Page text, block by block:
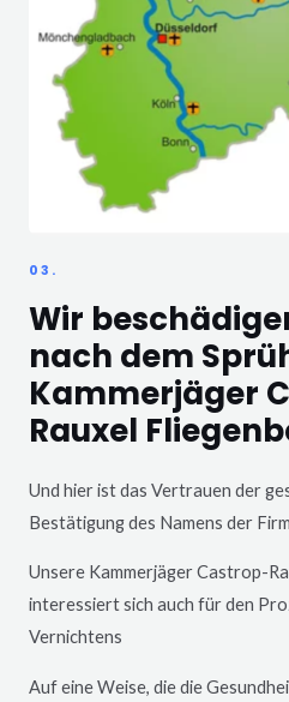
03.
Wir
nach dem
Kammerjäger
Rauxel
Und hier ist das Vertrauen der
Bestätigung des Namens der
Unsere KammerjägerCastrop-
interessiert sich auch für den
Vernichtens
Auf eine Weise, die die